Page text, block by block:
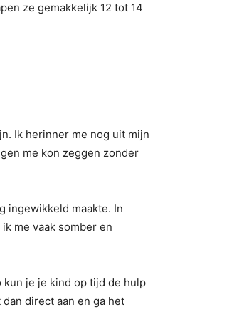
ze gemakkelijk 12 tot 14
Ik herinner me nog uit mijn
me kon zeggen zonder
ingewikkeld maakte. In
me vaak somber en
je je kind op tijd de hulp
direct aan en ga het